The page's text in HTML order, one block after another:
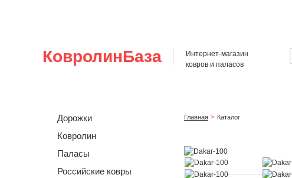
КовролинБаза
Интернет-магазин
ковров и паласов
Дорожки
Ковролин
Паласы
Российские ковры
Главная Каталог